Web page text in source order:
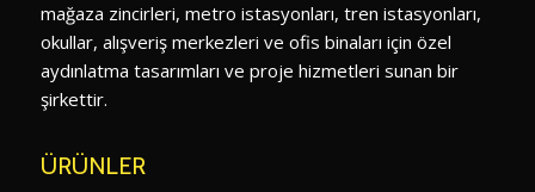
mağaza zincirleri, metro istasyonları, tren istasyonları,
okullar, alışveriş merkezleri ve ofis binaları için özel
aydınlatma tasarımları ve proje hizmetleri sunan bir
şirkettir.
ÜRÜNLER